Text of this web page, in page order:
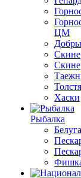
ЦМ
Хаски
Рыбалка
Белуга